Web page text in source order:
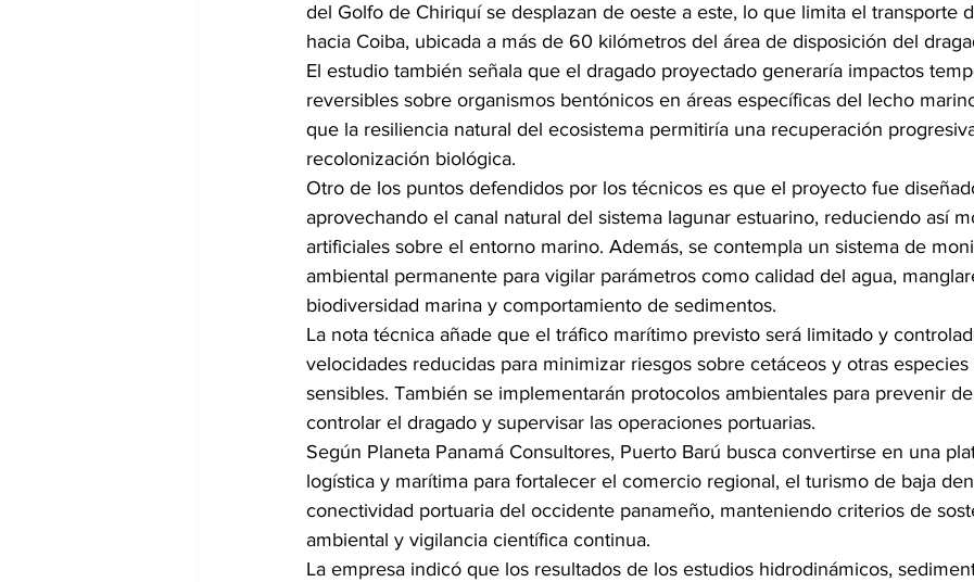
del Golfo de Chiriquí se desplazan de oeste a este, lo que limita el transporte
hacia Coiba, ubicada a más de 60 kilómetros del área de disposición del
El estudio también señala que el dragado proyectado generaría impactos
reversibles sobre organismos bentónicos en áreas específicas del lecho
que la resiliencia natural del ecosistema permitiría una recuperación
recolonización biológica.
Otro de los puntos defendidos por los técnicos es que el proyecto fue
aprovechando el canal natural del sistema lagunar estuarino, reduciendo así
artificiales sobre el entorno marino. Además, se contempla un sistema de
ambiental permanente para vigilar parámetros como calidad del agua,
biodiversidad marina y comportamiento de sedimentos.
La nota técnica añade que el tráfico marítimo previsto será limitado y
velocidades reducidas para minimizar riesgos sobre cetáceos y otras especies
sensibles. También se implementarán protocolos ambientales para prevenir
controlar el dragado y supervisar las operaciones portuarias.
Según Planeta Panamá Consultores, Puerto Barú busca convertirse en una
logística y marítima para fortalecer el comercio regional, el turismo de baja
conectividad portuaria del occidente panameño, manteniendo criterios de
ambiental y vigilancia científica continua.
La empresa indicó que los resultados de los estudios hidrodinámicos,